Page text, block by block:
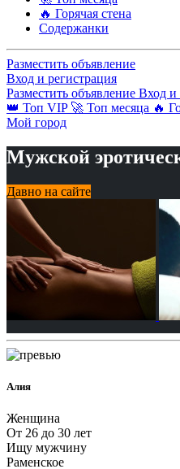
🔥 Горячая стена
Содержанки
Разместить объявление
Вход и регистрация
Разместить объявление Вход и
👑 Топ VIP 🚀 Топ месяца 🔥
Мой город
Мужской
Давно на сайте
Алия
Женщина
От 26 до 30 лет
Ищу мужчину
Раменское